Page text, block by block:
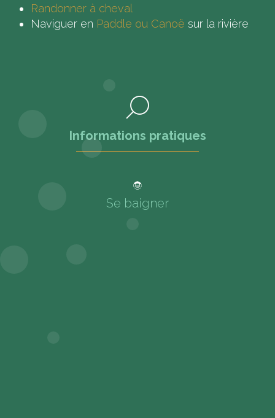
Randonner à cheval
Naviguer en Paddle ou Canoë sur la rivière
Informations pratiques
Se baigner